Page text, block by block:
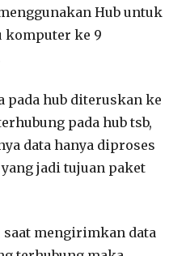
Hub untuk
komputer ke 9
pada hub diteruskan ke
pada hub tsb,
data hanya diproses
jadi tujuan paket
saat mengirimkan data